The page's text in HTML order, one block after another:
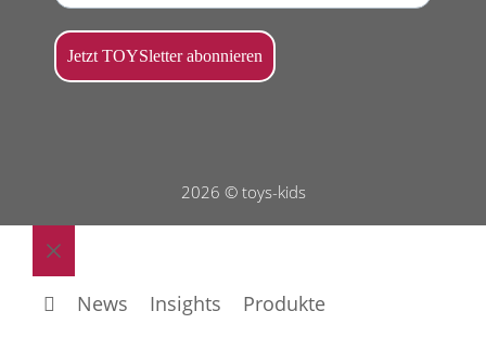
2026 © toys-kids
Schließen
News Insights Produkte